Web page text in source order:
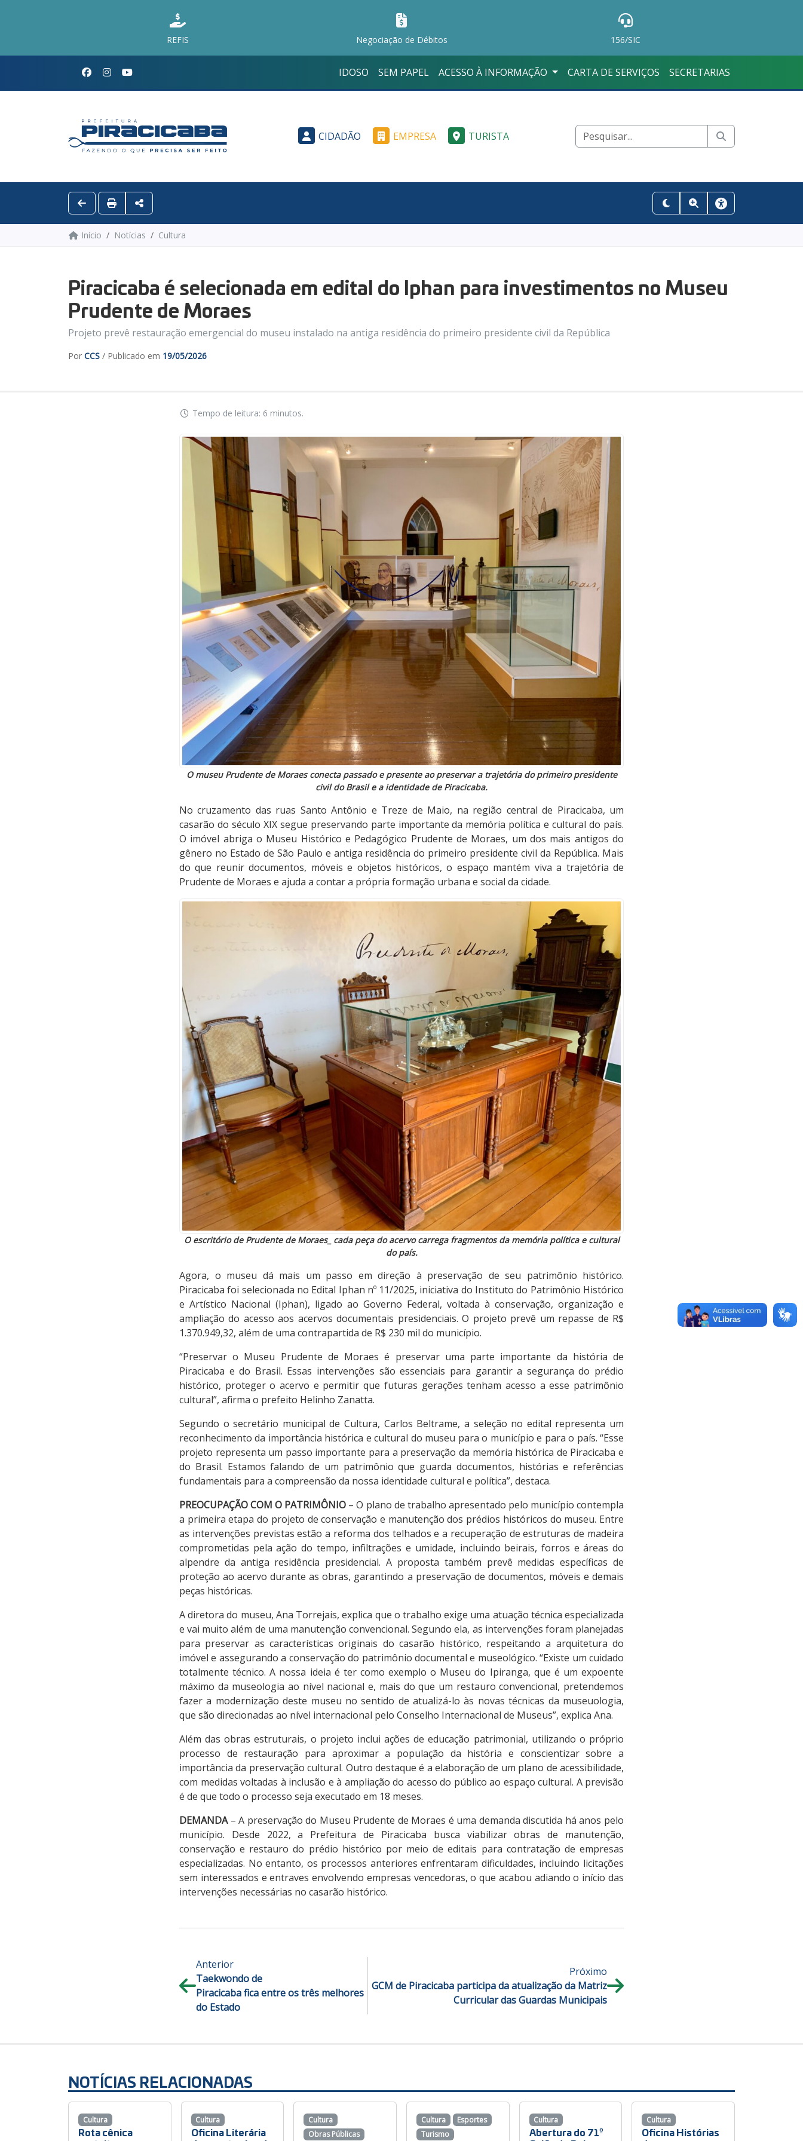
REFIS Negociação de Débitos 156/SIC
IDOSO SEM PAPEL ACESSO À INFORMAÇÃO CARTA DE SERVIÇOS SECRETARIAS
CIDADÃO EMPRESA TURISTA
Início Notícias Cultura
Piracicaba é selecionada em edital do Iphan para investimentos no Museu
Prudente de Moraes
Projeto prevê restauração emergencial do museu instalado na antiga residência do primeiro presidente civil da República
Por CCS / Publicado em 19/05/2026
Tempo de leitura: 6 minutos.
O museu Prudente de Moraes conecta passado e presente ao preservar a trajetória do primeiro presidente
civil do Brasil e a identidade de Piracicaba.
No cruzamento das ruas Santo Antônio e Treze de Maio, na região central de Piracicaba, um
casarão do século XIX segue preservando parte importante da memória política e cultural do país.
O imóvel abriga o Museu Histórico e Pedagógico Prudente de Moraes, um dos mais antigos do
gênero no Estado de São Paulo e antiga residência do primeiro presidente civil da República. Mais
do que reunir documentos, móveis e objetos históricos, o espaço mantém viva a trajetória de
Prudente de Moraes e ajuda a contar a própria formação urbana e social da cidade.
O escritório de Prudente de Moraes_ cada peça do acervo carrega fragmentos da memória política e cultural
do país.
Agora, o museu dá mais um passo em direção à preservação de seu patrimônio histórico.
Piracicaba foi selecionada no Edital Iphan nº 11/2025, iniciativa do Instituto do Patrimônio Histórico
e Artístico Nacional (Iphan), ligado ao Governo Federal, voltada à conservação, organização e
ampliação do acesso aos acervos documentais presidenciais. O projeto prevê um repasse de R$
1.370.949,32, além de uma contrapartida de R$ 230 mil do município.
“Preservar o Museu Prudente de Moraes é preservar uma parte importante da história de
Piracicaba e do Brasil. Essas intervenções são essenciais para garantir a segurança do prédio
histórico, proteger o acervo e permitir que futuras gerações tenham acesso a esse patrimônio
cultural”, afirma o prefeito Helinho Zanatta.
Segundo o secretário municipal de Cultura, Carlos Beltrame, a seleção no edital representa um
reconhecimento da importância histórica e cultural do museu para o município e para o país. “Esse
projeto representa um passo importante para a preservação da memória histórica de Piracicaba e
do Brasil. Estamos falando de um patrimônio que guarda documentos, histórias e referências
fundamentais para a compreensão da nossa identidade cultural e política”, destaca.
PREOCUPAÇÃO COM O PATRIMÔNIO – O plano de trabalho apresentado pelo município contempla
a primeira etapa do projeto de conservação e manutenção dos prédios históricos do museu. Entre
as intervenções previstas estão a reforma dos telhados e a recuperação de estruturas de madeira
comprometidas pela ação do tempo, infiltrações e umidade, incluindo beirais, forros e áreas do
alpendre da antiga residência presidencial. A proposta também prevê medidas específicas de
proteção ao acervo durante as obras, garantindo a preservação de documentos, móveis e demais
peças históricas.
A diretora do museu, Ana Torrejais, explica que o trabalho exige uma atuação técnica especializada
e vai muito além de uma manutenção convencional. Segundo ela, as intervenções foram planejadas
para preservar as características originais do casarão histórico, respeitando a arquitetura do
imóvel e assegurando a conservação do patrimônio documental e museológico. “Existe um cuidado
totalmente técnico. A nossa ideia é ter como exemplo o Museu do Ipiranga, que é um expoente
máximo da museologia ao nível nacional e, mais do que um restauro convencional, pretendemos
fazer a modernização deste museu no sentido de atualizá-lo às novas técnicas da museuologia,
que são direcionadas ao nível internacional pelo Conselho Internacional de Museus”, explica Ana.
Além das obras estruturais, o projeto inclui ações de educação patrimonial, utilizando o próprio
processo de restauração para aproximar a população da história e conscientizar sobre a
importância da preservação cultural. Outro destaque é a elaboração de um plano de acessibilidade,
com medidas voltadas à inclusão e à ampliação do acesso do público ao espaço cultural. A previsão
é de que todo o processo seja executado em 18 meses.
DEMANDA– A preservação do Museu Prudente de Moraes é uma demanda discutida há anos pelo
município. Desde 2022, a Prefeitura de Piracicaba busca viabilizar obras de manutenção,
conservação e restauro do prédio histórico por meio de editais para contratação de empresas
especializadas. No entanto, os processos anteriores enfrentaram dificuldades, incluindo licitações
sem interessados e entraves envolvendo empresas vencedoras, o que acabou adiando o início das
intervenções necessárias no casarão histórico.
Anterior
Taekwondo de
Piracicaba fica entre os três melhores
do Estado
Próximo
GCM de Piracicaba participa da atualização da Matriz
Curricular das Guardas Municipais
NOTÍCIAS RELACIONADAS
Rota cênica
Cultura
Oficina Literária
Cultura
Cultura
Obras Públicas
Cultura
Esportes
Turismo
Abertura do 71º
Cultura
Oficina Histórias
Cultura